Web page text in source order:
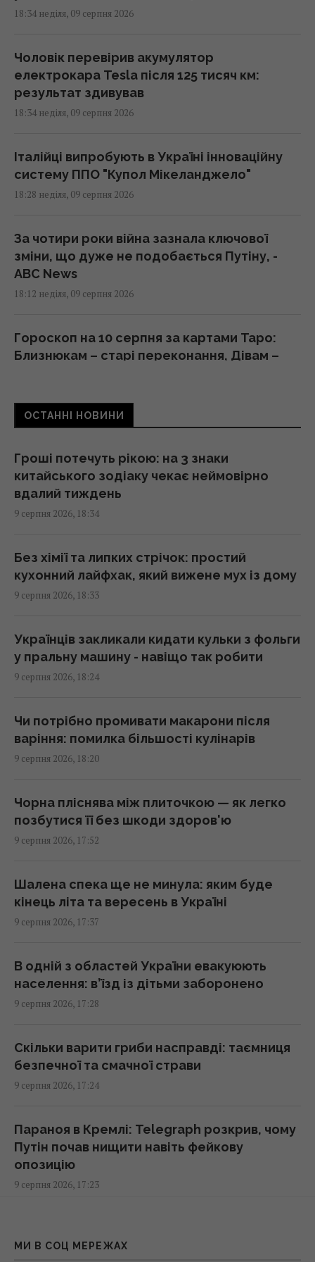
18:34 неділя, 09 серпня 2026
Чоловік перевірив акумулятор
електрокара Tesla після 125 тисяч км:
результат здивував
18:34 неділя, 09 серпня 2026
Італійці випробують в Україні інноваційну
систему ППО "Купол Мікеланджело"
18:28 неділя, 09 серпня 2026
За чотири роки війна зазнала ключової
зміни, що дуже не подобається Путіну, -
ABC News
18:12 неділя, 09 серпня 2026
Гороскоп на 10 серпня за картами Таро:
Близнюкам – старі переконання, Дівам –
віком у тисячі років: чому він не псується
17:34 неділя, 09 серпня 2026
Україна з прохача допомоги
США, - The Atlantic
17:31 неділя, 09 серпня 2026
бутерброд: експерти дали несподівану
відповідь
17:29 неділя, 09 серпня 2026
У 1946 році люди послали сигнал на Місяць:
відповідь прийшла через 2,5 секунди
17:28 неділя, 09 серпня 2026
10 серпня: церковне свято сьогодні, чому
цього дня треба погладити чорного кота
17:10 неділя, 09 серпня 2026
У РФ кажуть про пуски Х-101 із носіїв КАБів
Су-34: аналітики оцінили, чи це можливо
17:01 неділя, 09 серпня 2026
Гороскоп на 10 серпня: Левам – діяти
сміливіше, Тельцям – вибачення
17:00 неділя, 09 серпня 2026
Ескалація повітряної війни призвела до
росту жертв серед мирного населення
України, – CNN
Метеозалежність – це не міф: лікарка
розповіла про вплив погоди на здоров’я
людей
Генріх VIII буквально жив у хмарі парфумів:
ОСТАННІ НОВИНИ
Гроші потечуть рікою: на 3 знаки
китайського зодіаку чекає неймовірно
вдалий тиждень
9 серпня 2026, 18:34
Без хімії та липких стрічок: простий
кухонний лайфхак, який вижене мух із дому
9 серпня 2026, 18:33
Українців закликали кидати кульки з фольги
у пральну машину - навіщо так робити
9 серпня 2026, 18:24
Чи потрібно промивати макарони після
варіння: помилка більшості кулінарів
9 серпня 2026, 18:20
Чорна пліснява між плиточкою — як легко
позбутися її без шкоди здоров'ю
9 серпня 2026, 17:52
Шалена спека ще не минула: яким буде
кінець літа та вересень в Україні
9 серпня 2026, 17:37
В одній з областей України евакуюють
населення: в’їзд із дітьми заборонено
9 серпня 2026, 17:28
Скільки варити гриби насправді: таємниця
безпечної та смачної страви
9 серпня 2026, 17:24
Параноя в Кремлі: Telegraph розкрив, чому
Путін почав нищити навіть фейкову
опозицію
9 серпня 2026, 17:23
починають прибирання на кухні: більшість
МИ В СОЦ МЕРЕЖАХ